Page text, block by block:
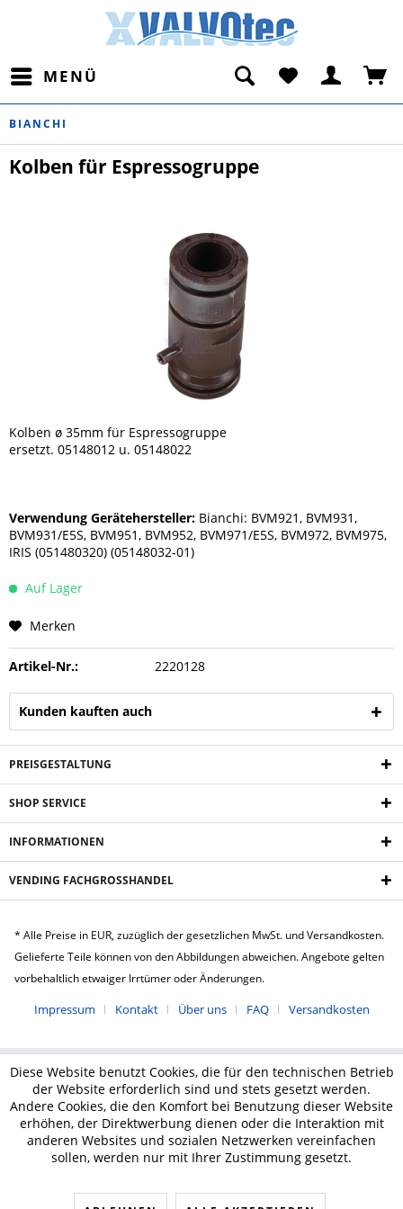
MENÜ
BIANCHI
Kolben für Espressogruppe
Kolben ø 35mm für Espressogruppe
ersetzt. 05148012 u. 05148022
Verwendung Gerätehersteller: Bianchi: BVM921, BVM931,
BVM931/E5S, BVM951, BVM952, BVM971/E5S, BVM972, BVM975,
IRIS (051480320) (05148032-01)
Auf Lager
Merken
Artikel-Nr.: 2220128
Kunden kauften auch
PREISGESTALTUNG
SHOP SERVICE
INFORMATIONEN
VENDING FACHGROSSHANDEL
* Alle Preise in EUR, zuzüglich der gesetzlichen MwSt. und Versandkosten.
Gelieferte Teile können von den Abbildungen abweichen. Angebote gelten
vorbehaltlich etwaiger Irrtümer oder Änderungen.
Impressum Kontakt Über uns FAQ Versandkosten
Diese Website benutzt Cookies, die für den technischen Betrieb
der Website erforderlich sind und stets gesetzt werden.
Andere Cookies, die den Komfort bei Benutzung dieser Website
erhöhen, der Direktwerbung dienen oder die Interaktion mit
anderen Websites und sozialen Netzwerken vereinfachen
sollen, werden nur mit Ihrer Zustimmung gesetzt.